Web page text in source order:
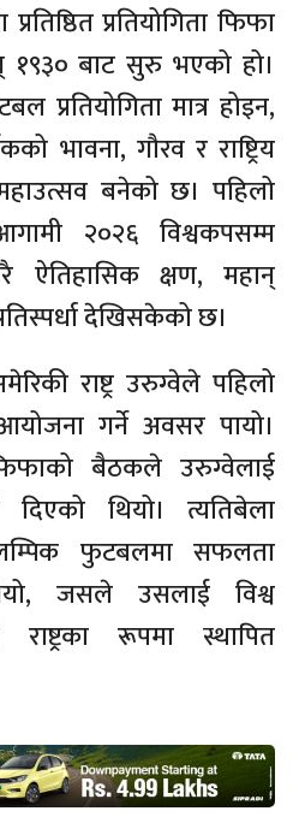
प्रतियोगिता फिफा
१९३० बाट सुरु भएको हो।
मात्र होइन,
भावना, गौरव र राष्ट्रिय
बनेको छ। पहिलो
२०२६ विश्वकपसम्म
क्षण, महान्
देखिसकेको छ।
राष्ट्र उरुग्वेले पहिलो
गर्ने अवसर पायो।
बैठकले उरुग्वेलाई
थियो। त्यतिबेला
फुटबलमा सफलता
जसले उसलाई विश्व
रूपमा स्थापित